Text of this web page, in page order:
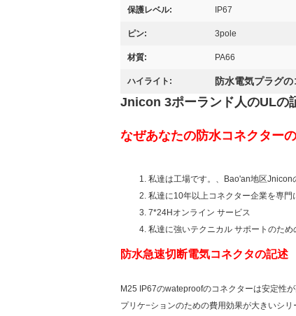
保護レベル: IP67
ピン: 3pole
材質: PA66
ハイライト: 防水電気プラグ
Jnicon 3ポーランド人のULの
なぜあなたの防水コネクター
私達は工場です。、Bao'an地区Jnicon
私達に10年以上コネクター企業を専
7*24Hオンライン サービス
私達に強いテクニカル サポートのた
防水急速切断電気コネクタの記述
M25 IP67のwateproofのコネクターは安定性
プリケ−ションのための費用効果が大きいシリ